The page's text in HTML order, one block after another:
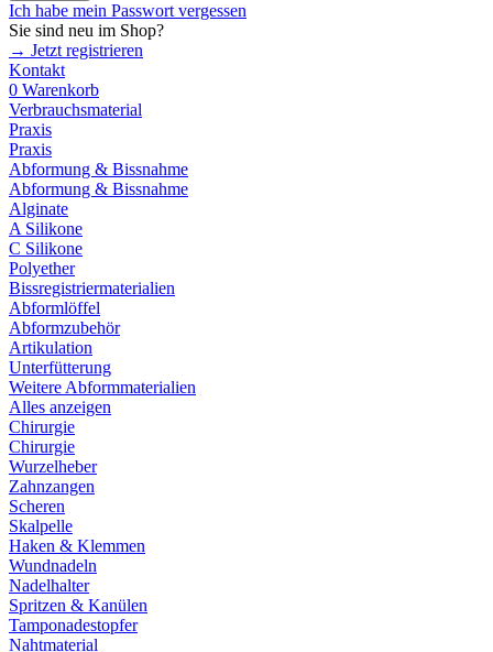
Ich habe mein Passwort vergessen
Sie sind neu im Shop?
→ Jetzt registrieren
Kontakt
0 Warenkorb
Verbrauchsmaterial
Praxis
Praxis
Abformung & Bissnahme
Abformung & Bissnahme
Alginate
A Silikone
C Silikone
Polyether
Bissregistriermaterialien
Abformlöffel
Abformzubehör
Artikulation
Unterfütterung
Weitere Abformmaterialien
Alles anzeigen
Chirurgie
Chirurgie
Wurzelheber
Zahnzangen
Scheren
Skalpelle
Haken & Klemmen
Wundnadeln
Nadelhalter
Spritzen & Kanülen
Tamponadestopfer
Nahtmaterial